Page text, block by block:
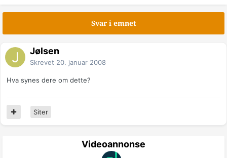
Svar i emnet
Jølsen
Skrevet 20. januar 2008
Hva synes dere om dette?
Siter
Videoannonse